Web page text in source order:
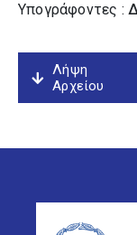
Υπογράφοντες :
Λήψη
Αρχείου